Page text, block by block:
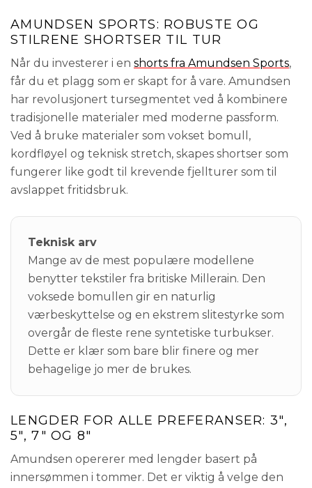
AMUNDSEN SPORTS: ROBUSTE OG
STILRENE SHORTSER TIL TUR
Når du investerer i en shorts fra Amundsen Sports,
får du et plagg som er skapt for å vare. Amundsen
har revolusjonert tursegmentet ved å kombinere
tradisjonelle materialer med moderne passform.
Ved å bruke materialer som vokset bomull,
kordfløyel og teknisk stretch, skapes shortser som
fungerer like godt til krevende fjellturer som til
avslappet fritidsbruk.
Teknisk arv
Mange av de mest populære modellene
benytter tekstiler fra britiske Millerain. Den
voksede bomullen gir en naturlig
værbeskyttelse og en ekstrem slitestyrke som
overgår de fleste rene syntetiske turbukser.
Dette er klær som bare blir finere og mer
behagelige jo mer de brukes.
LENGDER FOR ALLE PREFERANSER: 3",
5", 7" OG 8"
Amundsen opererer med lengder basert på
innersømmen i tommer. Det er viktig å velge den